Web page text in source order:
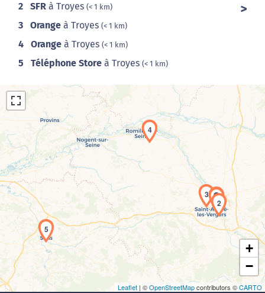
2 SFR à Troyes (< 1 km)
3 Orange à Troyes (< 1 km)
4 Orange à Troyes (< 1 km)
5 Téléphone Store à Troyes (< 1 km)
Chargement de la carte en cours...
1
2
3
4
5
+
−
Leaflet | ©OpenStreetMapcontributors ©CARTO